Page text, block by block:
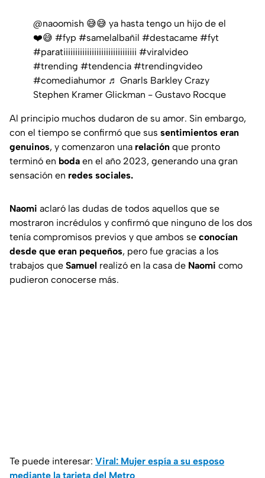
@naoomish 😅😅 ya hasta tengo un hijo de el
❤️😅 #fyp #samelalbañil #destacame #fyt
#paratiiiiiiiiiiiiiiiiiiiiiiiiiiiiiii #viralvideo
#trending #tendencia #trendingvideo
#comediahumor ♬ Gnarls Barkley Crazy
Stephen Kramer Glickman - Gustavo Rocque
Al principio muchos dudaron de su amor. Sin embargo,
con el tiempo se confirmó que sus sentimientos eran
genuinos, y comenzaron una relación que pronto
terminó en boda en el año 2023, generando una gran
sensación en redes sociales.
Naomi aclaró las dudas de todos aquellos que se
mostraron incrédulos y confirmó que ninguno de los dos
tenía compromisos previos y que ambos se conocían
desde que eran pequeños, pero fue gracias a los
trabajos que Samuel realizó en la casa de Naomi como
pudieron conocerse más.
Te puede interesar: Viral: Mujer espía a su esposo
mediante la tarjeta del Metro